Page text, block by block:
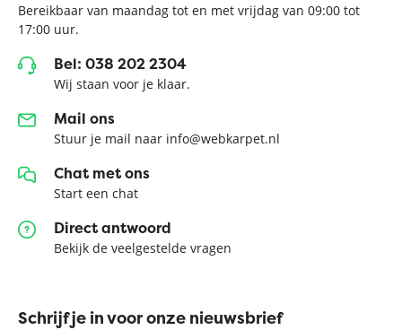
Bereikbaar van maandag tot en met vrijdag van 09:00 tot
17:00 uur.
Bel: 038 202 2304
Wij staan voor je klaar.
Mail ons
Stuur je mail naar info@webkarpet.nl
Chat met ons
Start een chat
Direct antwoord
Bekijk de veelgestelde vragen
Schrijf je in voor onze nieuwsbrief